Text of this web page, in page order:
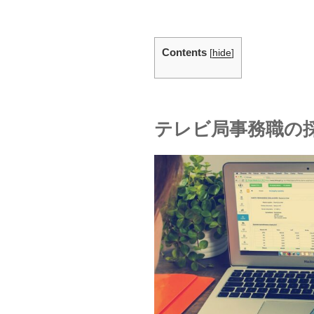
Contents [hide]
テレビ局事務職の